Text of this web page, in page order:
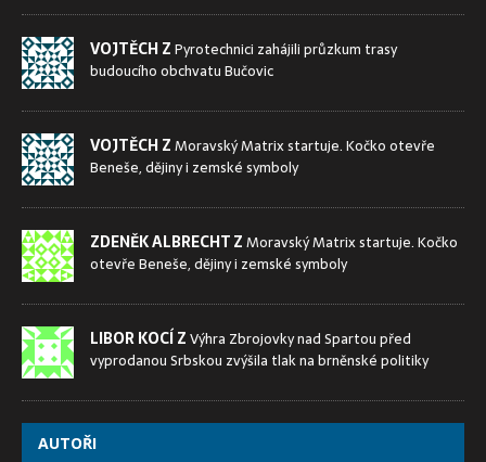
VOJTĚCH ZPyrotechnici zahájili průzkum trasy
budoucího obchvatu Bučovic
VOJTĚCH ZMoravský Matrix startuje. Kočko otevře
Beneše, dějiny i zemské symboly
ZDENĚK ALBRECHT ZMoravský Matrix startuje. Kočko
otevře Beneše, dějiny i zemské symboly
LIBOR KOCÍ ZVýhra Zbrojovky nad Spartou před
vyprodanou Srbskou zvýšila tlak na brněnské politiky
AUTOŘI